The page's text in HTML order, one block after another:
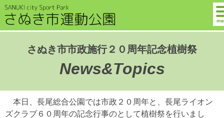
さぬき市市政施行２０周年記念植樹祭
News&Topics
本日、長尾総合公園では市政２０周年と、長尾ライオン
ズクラブ６０周年の記念行事のとして植樹祭を行いまし